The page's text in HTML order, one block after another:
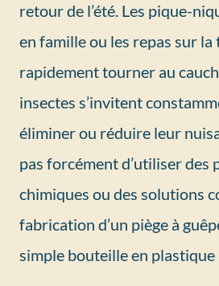
retour de l’été. Les pique-
en famille ou les repas sur
rapidement tourner au
insectes s’invitent
éliminer ou réduire leur
pas forcément d’utiliser des
chimiques ou des solutions
fabrication d’un piège à
simple bouteille en